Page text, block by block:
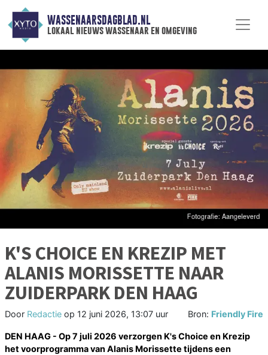
WASSENAARSDAGBLAD.NL
lokaal nieuws wassenaar en omgeving
K'S CHOICE EN KREZIP MET
ALANIS MORISSETTE NAAR
ZUIDERPARK DEN HAAG
Door Redactie op 12 juni 2026, 13:07 uur Bron: Friendly Fire
DEN HAAG - Op 7 juli 2026 verzorgen K's Choice en Krezip
het voorprogramma van Alanis Morissette tijdens een